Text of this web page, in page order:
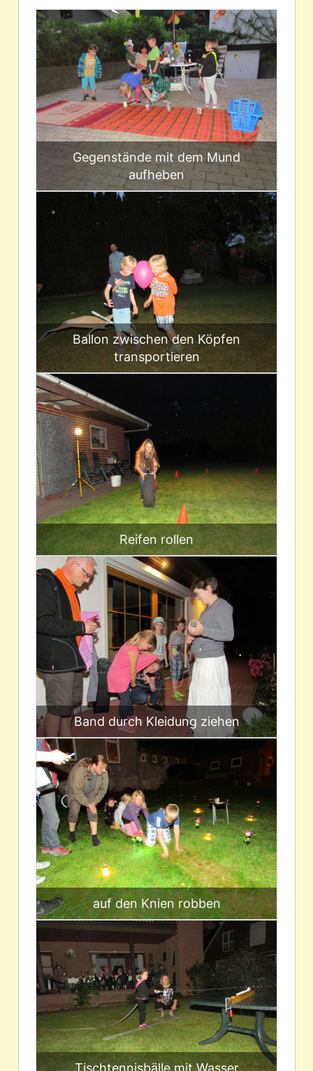
Gegenstände mit dem Mund
aufheben
Ballon zwischen den Köpfen
transportieren
Reifen rollen
Band durch Kleidung ziehen
auf den Knien robben
Tischtennisbälle mit Wasser